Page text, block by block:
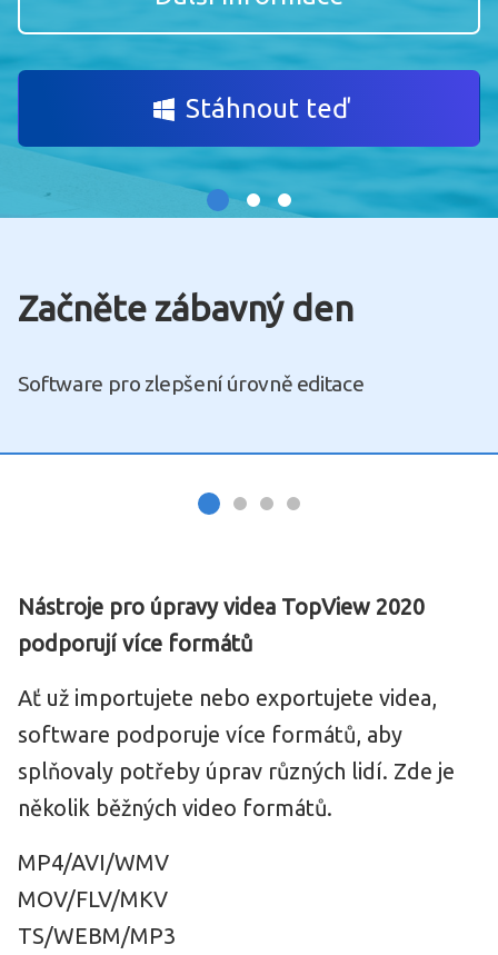
Stáhnout teď
Začněte zábavný den
Software pro zlepšení úrovně editace
Nástroje pro úpravy videa TopView 2020
podporují více formátů
Ať už importujete nebo exportujete videa,
software podporuje více formátů, aby
splňovaly potřeby úprav různých lidí. Zde je
několik běžných video formátů.
MP4/AVI/WMV
MOV/FLV/MKV
TS/WEBM/MP3